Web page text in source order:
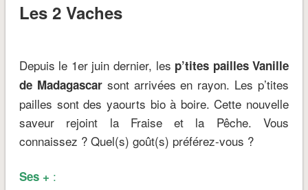
Les 2 Vaches
Depuis le 1er juin dernier, les p’tites pailles Vanille
de Madagascarsont arrivées en rayon. Les p’tites
pailles sont des yaourts bio à boire. Cette nouvelle
saveur rejoint la Fraise et la Pêche. Vous
connaissez ? Quel(s) goût(s) préférez-vous ?
Ses + :